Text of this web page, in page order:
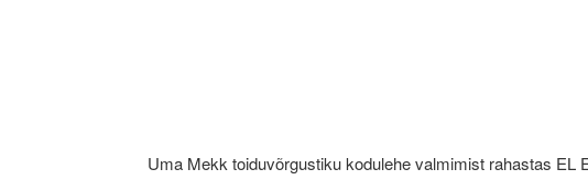
Uma Mekk toiduvõrgustiku kodulehe valmimist rahastas EL